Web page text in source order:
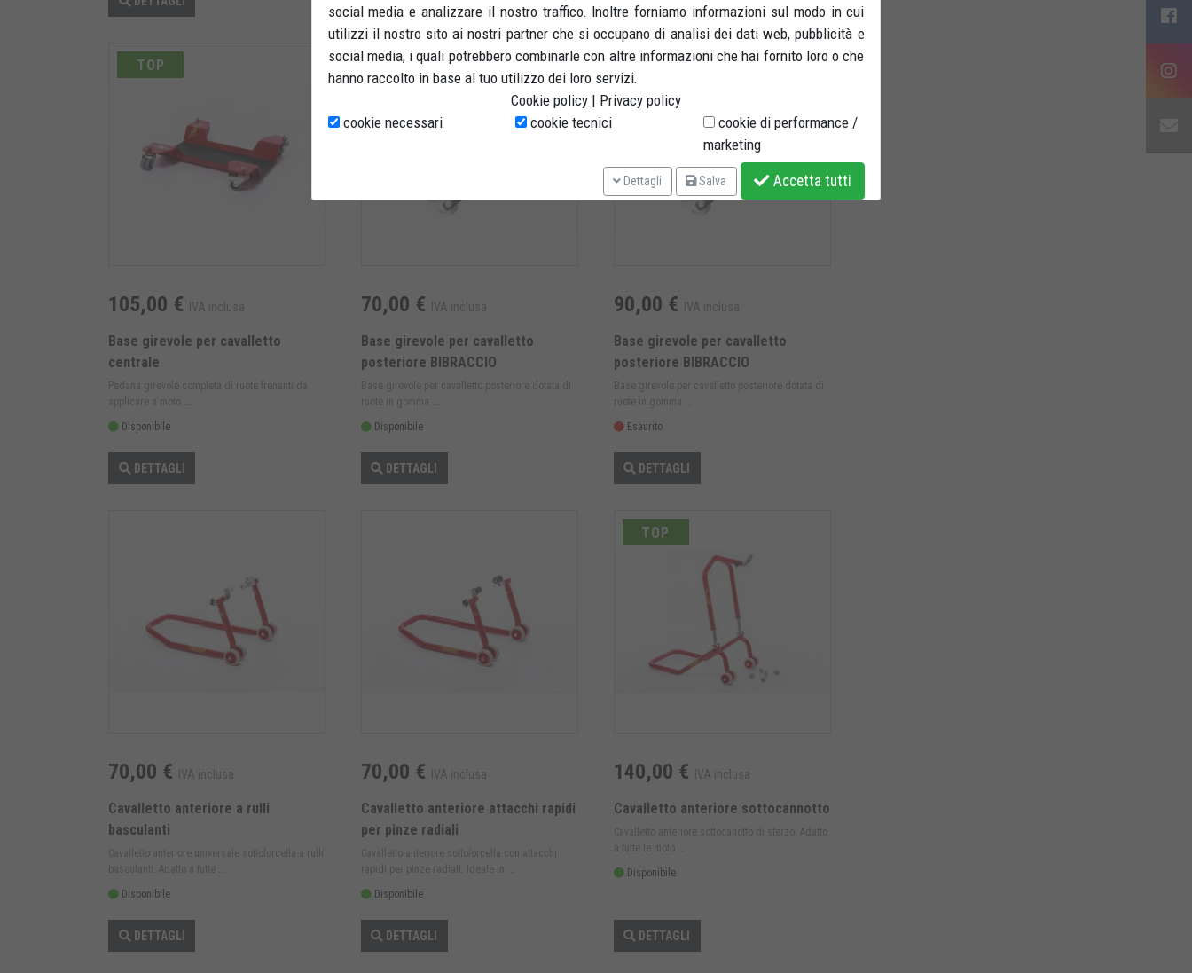
TOP
105,00 € IVA inclusa
Base girevole per cavalletto
centrale
Pedana girevole completa di ruote frenanti da
applicare a moto ...
Disponibile
DETTAGLI
70,00 € IVA inclusa
Base girevole per cavalletto
posteriore BIBRACCIO
Base girevole per cavalletto posteriore dotata di
ruote in gomma ...
Disponibile
DETTAGLI
90,00 € IVA inclusa
Base girevole per cavalletto
posteriore BIBRACCIO
Base girevole per cavalletto posteriore dotata di
ruote in gomma ...
Esaurito
DETTAGLI
70,00 € IVA inclusa
Cavalletto anteriore a rulli
basculanti
Cavalletto anteriore universale sottoforcella a rulli
basculanti. Adatto a tutte ...
Disponibile
DETTAGLI
70,00 € IVA inclusa
Cavalletto anteriore attacchi rapidi
per pinze radiali
Cavalletto anteriore sottoforcella con attacchi
rapidi per pinze radiali. Ideale in ...
Disponibile
DETTAGLI
TOP
140,00 € IVA inclusa
Cavalletto anteriore sottocannotto
Cavalletto anteriore sottocanotto di sterzo. Adatto
a tutte le moto ...
Disponibile
DETTAGLI
social media e analizzare il nostro traffico. Inoltre forniamo informazioni sul modo in cui
utilizzi il nostro sito ai nostri partner che si occupano di analisi dei dati web, pubblicità e
social media, i quali potrebbero combinarle con altre informazioni che hai fornito loro o che
hanno raccolto in base al tuo utilizzo dei loro servizi.
Cookie policy | Privacy policy
cookie necessari
cookie tecnici
cookie di performance /
marketing
Dettagli Salva Accetta tutti